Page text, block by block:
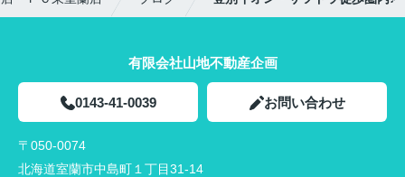
有限会社山地不動産企画
0143-41-0039 お問い合わせ
〒050-0074
北海道室蘭市中島町１丁目31-14